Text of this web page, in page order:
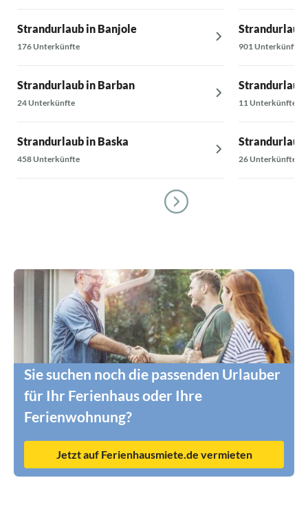
Strandurlaub in Banjole
176 Unterkünfte
Strandurlaub in Barban
24 Unterkünfte
Strandurlaub in Baska
458 Unterkünfte
901 Unterkünfte
11 Unterkünfte
26 Unterkünfte
Sie suchen noch die passenden Urlauber
für Ihr Ferienhaus oder Ihre
Ferienwohnung?
Jetzt auf Ferienhausmiete.de vermieten